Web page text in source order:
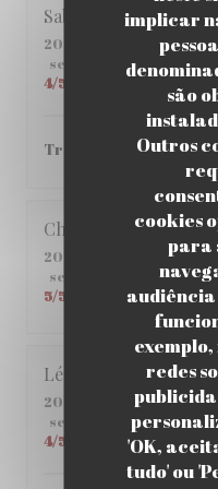
implicar
são
Outros
cookies
para
redes
'OK,
tudo' ou
Sabria
2026-06-01
- 12:00 -
service
/5 ambience:
4/5
Très bon ! je vous le
Christophe C
2026-05-25
- 12:45 -
service
ambience:
5/5
Léane
2026-05-14
- 20:00 -
service
/5 ambience:
4/5